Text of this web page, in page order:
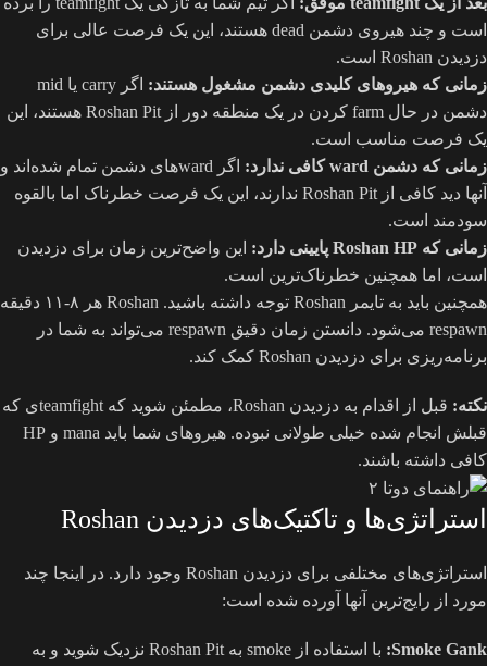
است و چند هیروی دشمن dead هستند، این یک فرصت عالی برای
دزدیدن Roshan است.
زمانی که هیروهای کلیدی دشمن مشغول هستند:
اگر carry یا mid
دشمن در حال farm کردن در یک منطقه دور از Roshan Pit هستند، این
یک فرصت مناسب است.
زمانی که دشمن ward کافی ندارد:
اگر wardهای دشمن تمام شده‌اند و
آنها دید کافی از Roshan Pit ندارند، این یک فرصت خطرناک اما بالقوه
سودمند است.
زمانی که Roshan HP پایینی دارد:
این واضح‌ترین زمان برای دزدیدن
است، اما همچنین خطرناک‌ترین است.
همچنین باید به تایمر Roshan توجه داشته باشید. Roshan هر ۸-۱۱ دقیقه
respawn می‌شود. دانستن زمان دقیق respawn می‌تواند به شما در
برنامه‌ریزی برای دزدیدن Roshan کمک کند.
نکته:
قبل از اقدام به دزدیدن Roshan، مطمئن شوید که teamfightی که
قبلش انجام شده خیلی طولانی نبوده. هیروهای شما باید mana و HP
کافی داشته باشند.
استراتژی‌ها و تاکتیک‌های دزدیدن Roshan
استراتژی‌های مختلفی برای دزدیدن Roshan وجود دارد. در اینجا چند
مورد از رایج‌ترین آنها آورده شده است:
Smoke Gank:
با استفاده از smoke به Roshan Pit نزدیک شوید و به